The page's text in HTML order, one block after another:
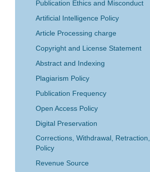
Publication Ethics and Misconduct
Artificial Intelligence Policy
Article Processing charge
Copyright and License Statement
Abstract and Indexing
Plagiarism Policy
Publication Frequency
Open Access Policy
Digital Preservation
Corrections, Withdrawal,
Policy
Revenue Source